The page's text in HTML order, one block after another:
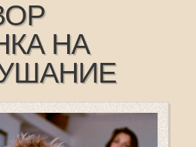
НА